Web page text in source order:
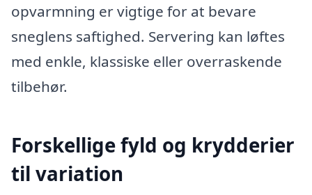
opvarmning er vigtige for at bevare
sneglens saftighed. Servering kan løftes
med enkle, klassiske eller overraskende
tilbehør.
Forskellige fyld og krydderier
til variation